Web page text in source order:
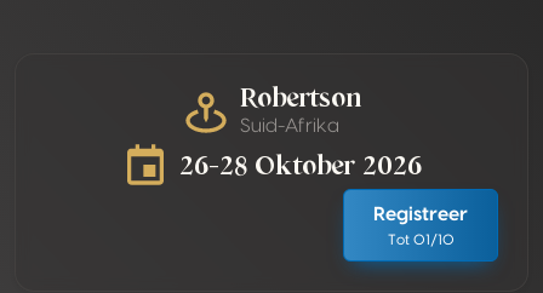
Robertson
Suid-Afrika
26–28 Oktober 2026
Registreer
Tot 01/10